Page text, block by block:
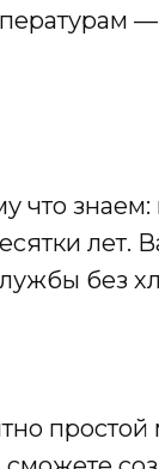
лет.
без
простой